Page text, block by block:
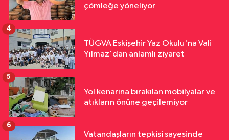
çömleğe yöneliyor
TÜGVA Eskişehir Yaz Okulu'na Vali
Yılmaz'dan anlamlı ziyaret
4
Yol kenarına bırakılan mobilyalar ve
atıkların önüne geçilemiyor
5
Vatandaşların tepkisi sayesinde
6